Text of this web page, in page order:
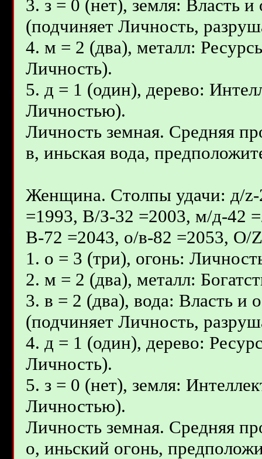
3. з = 0 (нет), земля: Власть
(подчиняет Личность,
4. м = 2 (два), металл:
Личность).
5. д = 1 (один), дерево:
Личностью).
Личность земная. Средняя
в, иньская вода,
Женщина. Столпы удачи: д/
=1993, В/З-32 =2003, м/д-42
В-72 =2043, о/в-82 =2053, О/
1. о = 3 (три), огонь:
2. м = 2 (два), металл:
3. в = 2 (два), вода: Власть и
(подчиняет Личность,
4. д = 1 (один), дерево:
Личность).
5. з = 0 (нет), земля:
Личностью).
Личность земная. Средняя
о, иньcкий огoнь,